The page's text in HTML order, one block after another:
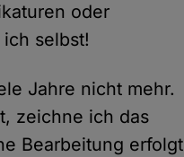
oder
selbst!
Jahre nicht mehr.
zeichne ich das
Bearbeitung erfolgt